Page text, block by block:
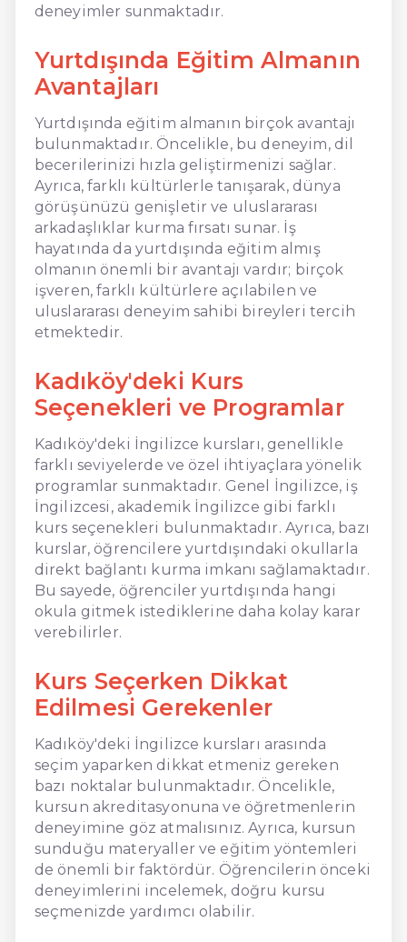
deneyimler sunmaktadır.
Yurtdışında Eğitim Almanın
Avantajları
Yurtdışında eğitim almanın birçok avantajı
bulunmaktadır. Öncelikle, bu deneyim, dil
becerilerinizi hızla geliştirmenizi sağlar.
Ayrıca, farklı kültürlerle tanışarak, dünya
görüşünüzü genişletir ve uluslararası
arkadaşlıklar kurma fırsatı sunar. İş
hayatında da yurtdışında eğitim almış
olmanın önemli bir avantajı vardır; birçok
işveren, farklı kültürlere açılabilen ve
uluslararası deneyim sahibi bireyleri tercih
etmektedir.
Kadıköy'deki Kurs
Seçenekleri ve Programlar
Kadıköy'deki İngilizce kursları, genellikle
farklı seviyelerde ve özel ihtiyaçlara yönelik
programlar sunmaktadır. Genel İngilizce, iş
İngilizcesi, akademik İngilizce gibi farklı
kurs seçenekleri bulunmaktadır. Ayrıca, bazı
kurslar, öğrencilere yurtdışındaki okullarla
direkt bağlantı kurma imkanı sağlamaktadır.
Bu sayede, öğrenciler yurtdışında hangi
okula gitmek istediklerine daha kolay karar
verebilirler.
Kurs Seçerken Dikkat
Edilmesi Gerekenler
Kadıköy'deki İngilizce kursları arasında
seçim yaparken dikkat etmeniz gereken
bazı noktalar bulunmaktadır. Öncelikle,
kursun akreditasyonuna ve öğretmenlerin
deneyimine göz atmalısınız. Ayrıca, kursun
sunduğu materyaller ve eğitim yöntemleri
de önemli bir faktördür. Öğrencilerin önceki
deneyimlerini incelemek, doğru kursu
seçmenizde yardımcı olabilir.